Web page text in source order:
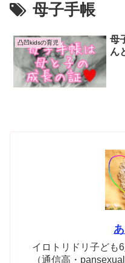
母子手帳
凸凹kidsの育児
母
ん
イロトリドリ子ども
（通信高・